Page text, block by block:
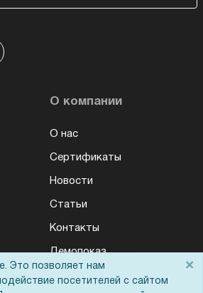
О компании
О нас
Сертификаты
Новости
Статьи
Контакты
Демопоказ
Это позволяет нам
посетителей с сайтом
×
приложение при